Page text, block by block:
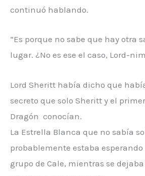
continuó hablando.
“Es porque no sabe que hay otra
lugar. ¿No es ese el caso, Lord-
Lord Sheritt había dicho que
secreto que solo Sheritt y el
Dragón conocían.
La Estrella Blanca que no sabía
probablemente estaba
grupo de Cale, mientras se